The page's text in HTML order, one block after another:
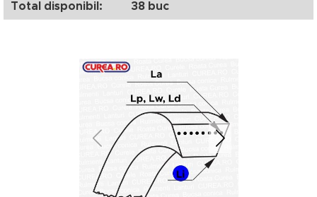
Total disponibil: 38 buc